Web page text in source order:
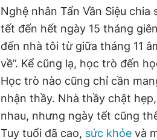
Nghệ nhân Tẩn Vần Siệu
tết đến hết ngày 15 tháng
đến nhà tôi từ giữa tháng 11
về”. Kể cũng lạ, học trò đến
Học trò nào cũng chỉ cần
nhận thầy. Nhà thầy chật
nhau, nhưng ngày tết cũng
Tuy tuổi đã cao, sức khỏe và